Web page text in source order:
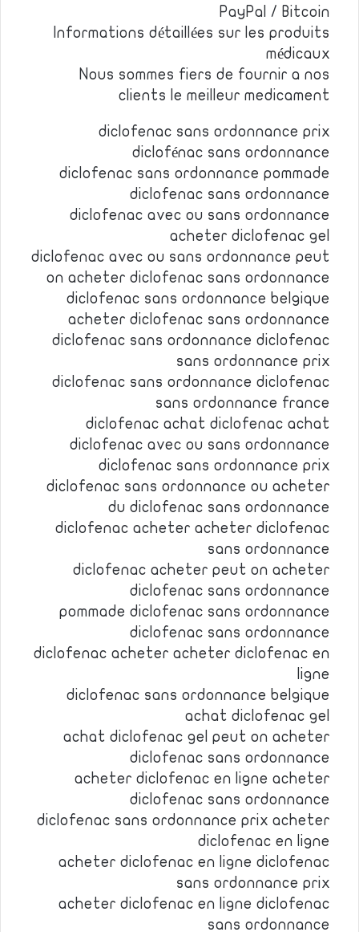
PayPal / Bitcoin
Informations détaillées sur les produits
médicaux
Nous sommes fiers de fournir a nos
clients le meilleur medicament
diclofenac sans ordonnance prix
diclofénac sans ordonnance
diclofenac sans ordonnance pommade
diclofenac sans ordonnance
diclofenac avec ou sans ordonnance
acheter diclofenac gel
diclofenac avec ou sans ordonnance peut
on acheter diclofenac sans ordonnance
diclofenac sans ordonnance belgique
acheter diclofenac sans ordonnance
diclofenac sans ordonnance diclofenac
sans ordonnance prix
diclofenac sans ordonnance diclofenac
sans ordonnance france
diclofenac achat diclofenac achat
diclofenac avec ou sans ordonnance
diclofenac sans ordonnance prix
diclofenac sans ordonnance ou acheter
du diclofenac sans ordonnance
diclofenac acheter acheter diclofenac
sans ordonnance
diclofenac acheter peut on acheter
diclofenac sans ordonnance
pommade diclofenac sans ordonnance
diclofenac sans ordonnance
diclofenac acheter acheter diclofenac en
ligne
diclofenac sans ordonnance belgique
achat diclofenac gel
achat diclofenac gel peut on acheter
diclofenac sans ordonnance
acheter diclofenac en ligne acheter
diclofenac sans ordonnance
diclofenac sans ordonnance prix acheter
diclofenac en ligne
acheter diclofenac en ligne diclofenac
sans ordonnance prix
acheter diclofenac en ligne diclofenac
sans ordonnance